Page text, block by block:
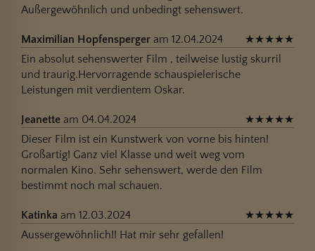
Außergewöhnlich und unbedingt sehenswert.
Maximilian Hopfensperger am 12.04.2024 ★★★★★
Ein absolut sehenswerter Film , teilweise lustig skurril
und traurig.Hervorragende schauspielerische
Leistungen mit verdientem Oskar.
Jeanette am 04.04.2024 ★★★★★
Dieser Film ist ein Kunstwerk von vorne bis hinten!
Großartig! Ganz viel Klasse und weit weg vom
normalen Kino. Sehr sehenswert, werde den Film
bestimmt noch mal schauen.
Katinka am 12.03.2024 ★★★★★
Aussergewöhnlich!! Hat mir sehr gefallen!